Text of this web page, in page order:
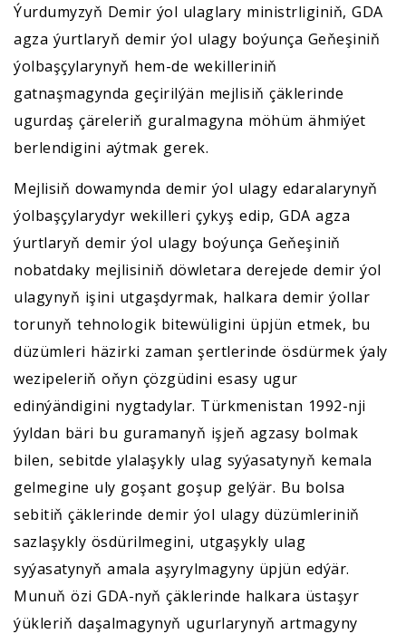
Ýurdumyzyň Demir ýol ulaglary ministrliginiň, GDA
agza ýurtlaryň demir ýol ulagy boýunça Geňeşiniň
ýolbaşçylarynyň hem-de wekilleriniň
gatnaşmagynda geçirilýän mejlisiň çäklerinde
ugurdaş çäreleriň guralmagyna möhüm ähmiýet
berlendigini aýtmak gerek.
Mejlisiň dowamynda demir ýol ulagy edaralarynyň
ýolbaşçylarydyr wekilleri çykyş edip, GDA agza
ýurtlaryň demir ýol ulagy boýunça Geňeşiniň
nobatdaky mejlisiniň döwletara derejede demir ýol
ulagynyň işini utgaşdyrmak, halkara demir ýollar
torunyň tehnologik bitewüligini üpjün etmek, bu
düzümleri häzirki zaman şertlerinde ösdürmek ýaly
wezipeleriň oňyn çözgüdini esasy ugur
edinýändigini nygtadylar. Türkmenistan 1992-nji
ýyldan bäri bu guramanyň işjeň agzasy bolmak
bilen, sebitde ylalaşykly ulag syýasatynyň kemala
gelmegine uly goşant goşup gelýär. Bu bolsa
sebitiň çäklerinde demir ýol ulagy düzümleriniň
sazlaşykly ösdürilmegini, utgaşykly ulag
syýasatynyň amala aşyrylmagyny üpjün edýär.
Munuň özi GDA-nyň çäklerinde halkara üstaşyr
ýükleriň daşalmagynyň ugurlarynyň artmagyny